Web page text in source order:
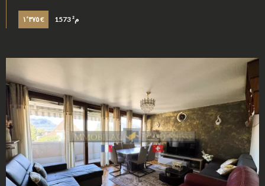
١٬٣٧٥ € 1573 م²